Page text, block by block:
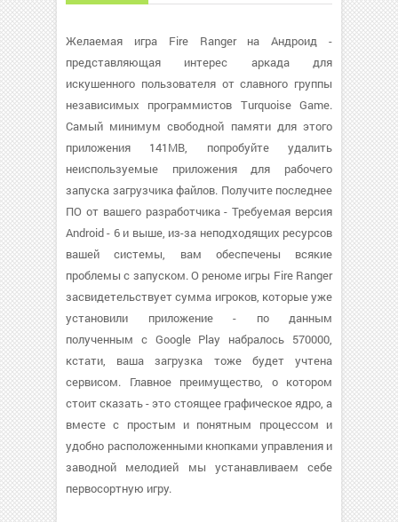
Желаемая игра Fire Ranger на Андроид -
представляющая интерес аркада для
искушенного пользователя от славного группы
независимых программистов Turquoise Game.
Самый минимум свободной памяти для этого
приложения 141MB, попробуйте удалить
неиспользуемые приложения для рабочего
запуска загрузчика файлов. Получите последнее
ПО от вашего разработчика - Требуемая версия
Android - 6 и выше, из-за неподходящих ресурсов
вашей системы, вам обеспечены всякие
проблемы с запуском. О реноме игры Fire Ranger
засвидетельствует сумма игроков, которые уже
установили приложение - по данным
полученным с Google Play набралось 570000,
кстати, ваша загрузка тоже будет учтена
сервисом. Главное преимущество, о котором
стоит сказать - это стоящее графическое ядро, а
вместе с простым и понятным процессом и
удобно расположенными кнопками управления и
заводной мелодией мы устанавливаем себе
первосортную игру.